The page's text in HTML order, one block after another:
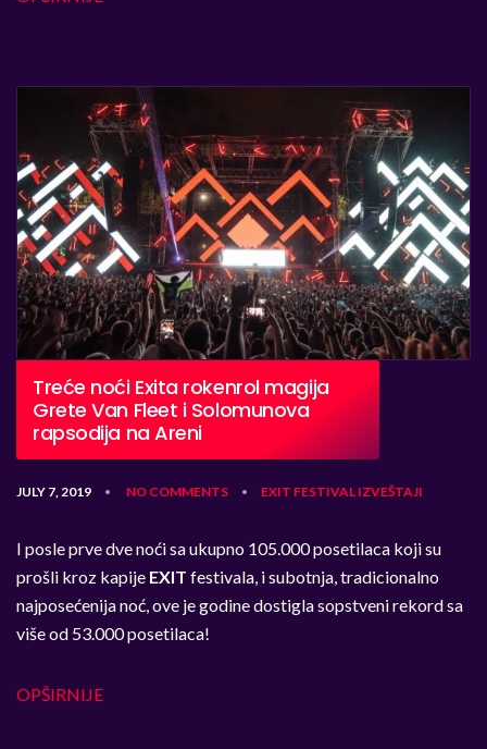
Treće noći Exita rokenrol magija
Grete Van Fleet i Solomunova
rapsodija na Areni
JULY 7, 2019 • NO COMMENTS • EXIT FESTIVAL IZVEŠTAJI
I posle prve dve noći sa ukupno 105.000 posetilaca koji su
prošli kroz kapije EXIT festivala, i subotnja, tradicionalno
najposećenija noć, ove je godine dostigla sopstveni rekord sa
više od 53.000 posetilaca!
OPŠIRNIJE